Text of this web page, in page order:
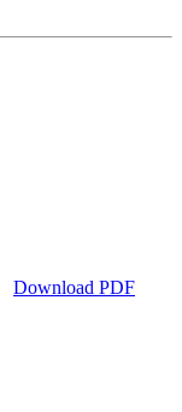
Download PDF